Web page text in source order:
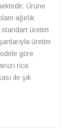
Ürüne
ağırlık
standart üretim
üretim
göre
rica
ile şık